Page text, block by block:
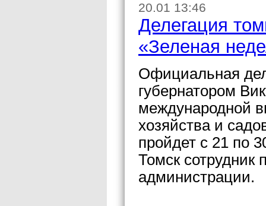
20.01 13:46
Делегация
«Зеленая
Официальная
губернатором
международной
хозяйства и
пройдет с 21 по
Томск сотрудник
администрации.